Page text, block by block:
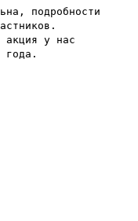
подробности
акция у нас
года.